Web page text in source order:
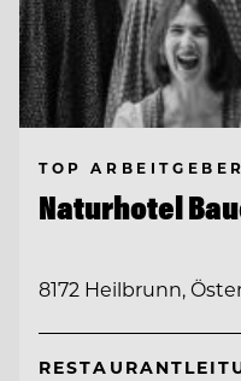
TOP ARBEITGEBER
Naturhotel
8172 Heilbrunn,